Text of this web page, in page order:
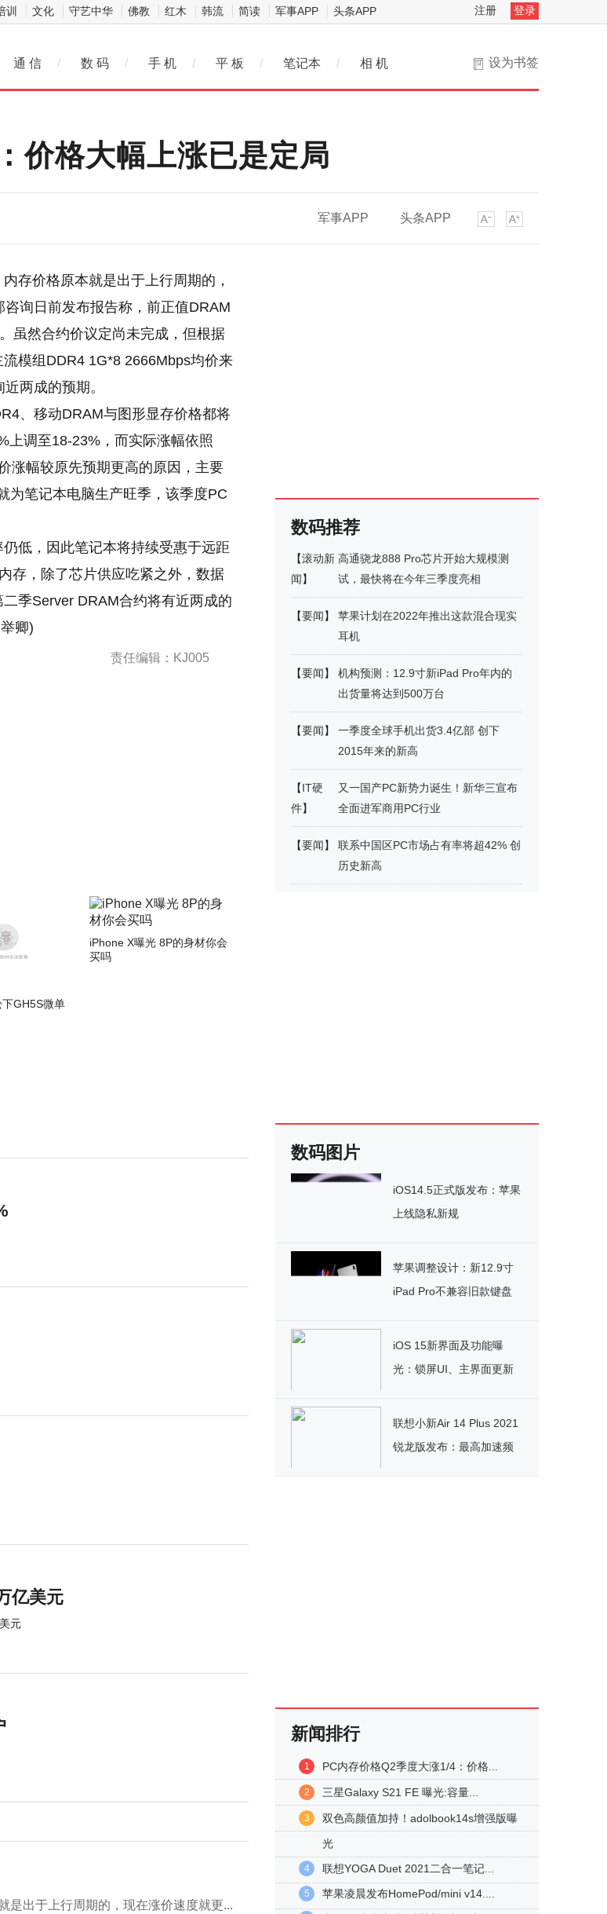
训 文化 守艺中华 佛教 红木 韩流 简读 军事APP 头条APP 注册 登录
设为书签
通 信 / 数 码 / 手 机 / 平 板 / 笔记本 / 相 机
价格大幅上涨已是定局
军事APP 头条APP
存价格原本就是出于上行周期的，
询日前发布报告称，前正值DRAM
虽然合约价议定尚未完成，但根据
模组DDR4 1G*8 2666Mbps均价来
两成的预期。
、移动DRAM与图形显存价格都将
上调至18-23%，而实际涨幅依照
涨幅较原先预期更高的原因，主要
为笔记本电脑生产旺季，该季度PC
低，因此笔记本将持续受惠于远距
存，除了芯片供应吃紧之外，数据
季Server DRAM合约将有近两成的
卿)
责任编辑：KJ005
GH5S微单
iPhone X曝光 8P的身材你会
买吗
亿美元
元
是出于上行周期的，现在涨价速度就更...
数码推荐
【滚动新
闻】
高通骁龙888 Pro芯片开始大规模测
试，最快将在今年三季度亮相
【要闻】
苹果计划在2022年推出这款混合现实
耳机
【要闻】
机构预测：12.9寸新iPad Pro年内的
出货量将达到500万台
【要闻】
一季度全球手机出货3.4亿部 创下
2015年来的新高
【IT硬
件】
又一国产PC新势力诞生！新华三宣布
全面进军商用PC行业
【要闻】
联系中国区PC市场占有率将超42% 创
历史新高
数码图片
iOS14.5正式版发布：苹果
上线隐私新规
苹果调整设计：新12.9寸
iPad Pro不兼容旧款键盘
iOS 15新界面及功能曝
光：锁屏UI、主界面更新
联想小新Air 14 Plus 2021
锐龙版发布：最高加速频
新闻排行
1 PC内存价格Q2季度大涨1/4：价格...
2 三星Galaxy S21 FE 曝光:容量...
3
双色高颜值加持！adolbook14s增强版曝
光
4 联想YOGA Duet 2021二合一笔记...
5 苹果凌晨发布HomePod/mini v14....